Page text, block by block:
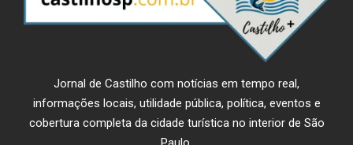
Jornal de Castilho com notícias em tempo real,
informações locais, utilidade pública, política, eventos e
cobertura completa da cidade turística no interior de São